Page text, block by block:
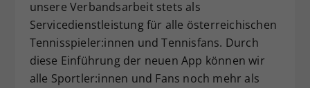
unsere Verbandsarbeit stets als
Servicedienstleistung für alle österreichischen
Tennisspieler:innen und Tennisfans. Durch
diese Einführung der neuen App können wir
alle Sportler:innen und Fans noch mehr als